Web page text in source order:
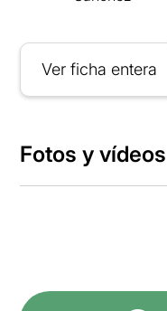
Ver ficha entera
Fotos y vídeos